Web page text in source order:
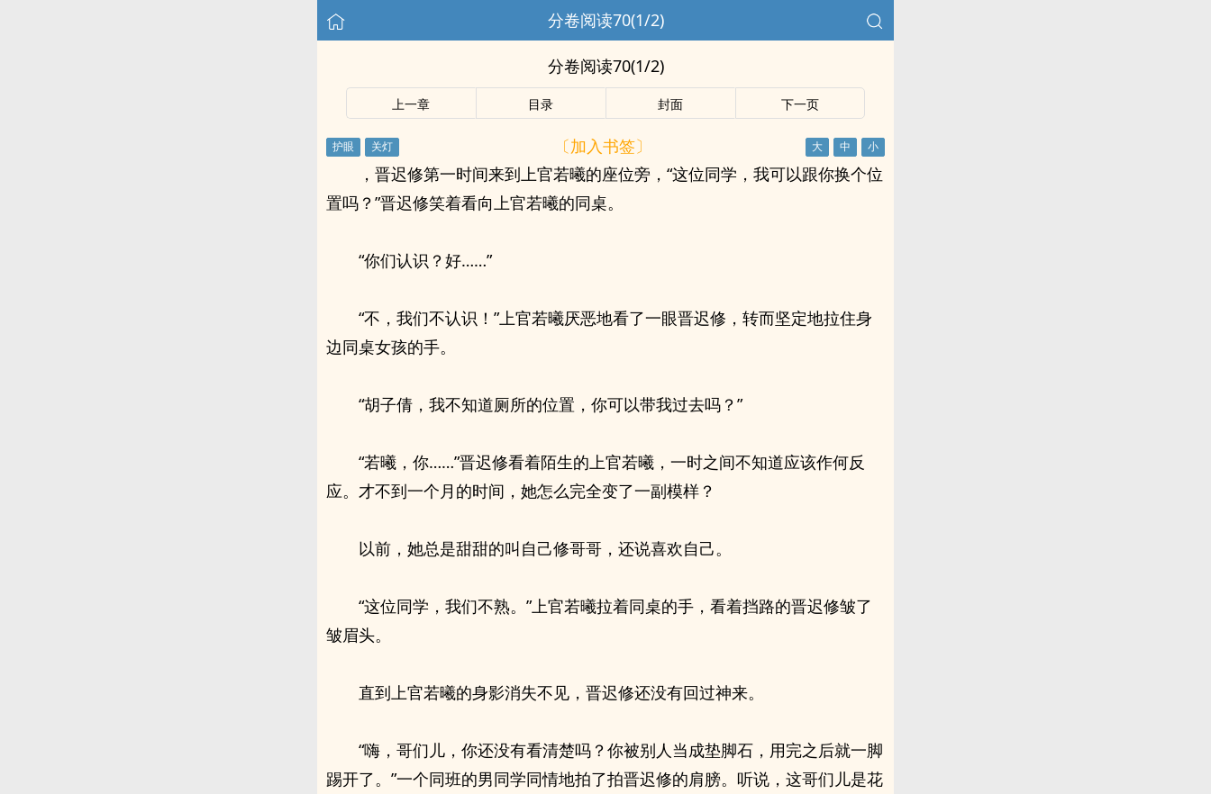
分卷阅读70(1/2)
分卷阅读70(1/2)
上一章 目录 封面 下一页
〔加入书签〕
，晋迟修第一时间来到上官若曦的座位旁，“这位同学，我可以跟你换个位
置吗？”晋迟修笑着看向上官若曦的同桌。
“你们认识？好……”
“不，我们不认识！”上官若曦厌恶地看了一眼晋迟修，转而坚定地拉住身
边同桌女孩的手。
“胡子倩，我不知道厕所的位置，你可以带我过去吗？”
“若曦，你……”晋迟修看着陌生的上官若曦，一时之间不知道应该作何反
应。才不到一个月的时间，她怎么完全变了一副模样？
以前，她总是甜甜的叫自己修哥哥，还说喜欢自己。
“这位同学，我们不熟。”上官若曦拉着同桌的手，看着挡路的晋迟修皱了
皱眉头。
直到上官若曦的身影消失不见，晋迟修还没有回过神来。
“嗨，哥们儿，你还没有看清楚吗？你被别人当成垫脚石，用完之后就一脚
踢开了。”一个同班的男同学同情地拍了拍晋迟修的肩膀。听说，这哥们儿是花